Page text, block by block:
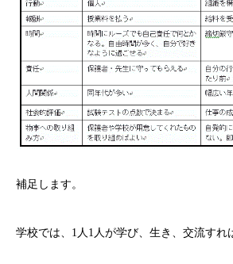
補足します。
学校では、1人1人が学び、生き、交流すれ